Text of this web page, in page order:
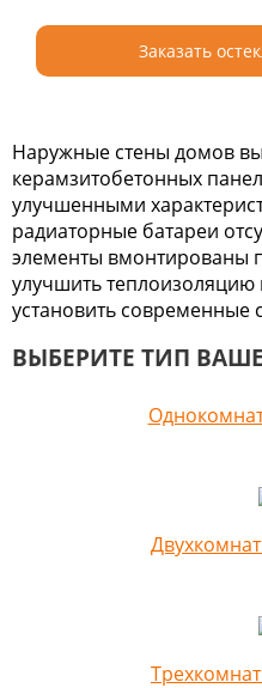
Заказать
Наружные стены домов
керамзитобетонных
улучшенными
радиаторные батареи
элементы вмонтированы
улучшить
установить современные
ВЫБЕРИТЕ ТИП